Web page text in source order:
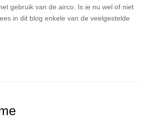
gebruik van de airco. Is ie nu wel of niet
in dit blog enkele van de veelgestelde